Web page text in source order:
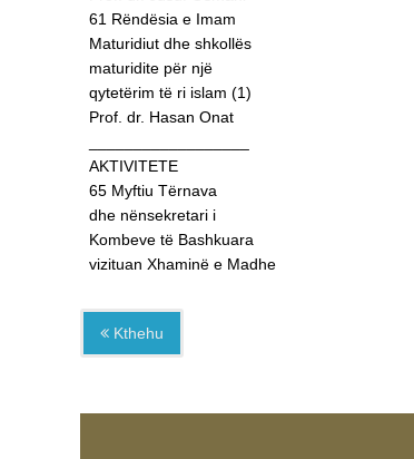
61 Rëndësia e Imam
Maturidiut dhe shkollës
maturidite për një
qytetërim të ri islam (1)
Prof. dr. Hasan Onat
AKTIVITETE
65 Myftiu Tërnava
dhe nënsekretari i
Kombeve të Bashkuara
vizituan Xhaminë e Madhe
Kthehu